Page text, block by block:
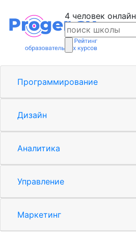
4 человек онлайн
Программирование
Дизайн
Аналитика
Управление
Маркетинг